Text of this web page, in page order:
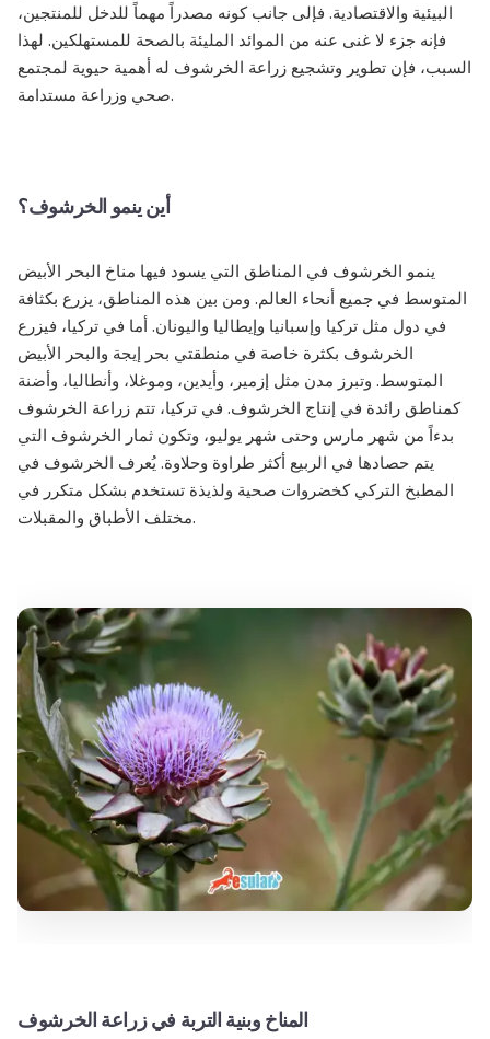
البيئية والاقتصادية. فإلى جانب كونه مصدراً مهماً للدخل للمنتجين،
فإنه جزء لا غنى عنه من الموائد المليئة بالصحة للمستهلكين. لهذا
السبب، فإن تطوير وتشجيع زراعة الخرشوف له أهمية حيوية لمجتمع
صحي وزراعة مستدامة.
أين ينمو الخرشوف؟
ينمو الخرشوف في المناطق التي يسود فيها مناخ البحر الأبيض
المتوسط في جميع أنحاء العالم. ومن بين هذه المناطق، يزرع بكثافة
في دول مثل تركيا وإسبانيا وإيطاليا واليونان. أما في تركيا، فيزرع
الخرشوف بكثرة خاصة في منطقتي بحر إيجة والبحر الأبيض
المتوسط. وتبرز مدن مثل إزمير، وأيدين، وموغلا، وأنطاليا، وأضنة
كمناطق رائدة في إنتاج الخرشوف. في تركيا، تتم زراعة الخرشوف
بدءاً من شهر مارس وحتى شهر يوليو، وتكون ثمار الخرشوف التي
يتم حصادها في الربيع أكثر طراوة وحلاوة. يُعرف الخرشوف في
المطبخ التركي كخضروات صحية ولذيذة تستخدم بشكل متكرر في
مختلف الأطباق والمقبلات.
المناخ وبنية التربة في زراعة الخرشوف